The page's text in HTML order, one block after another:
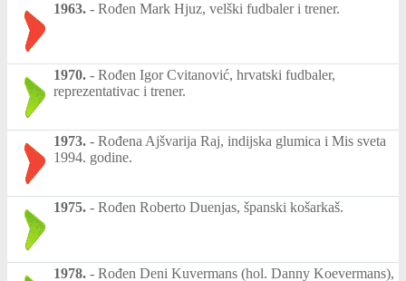
1963. - Rođen Mark Hjuz, velški fudbaler i trener.
1970. - Rođen Igor Cvitanović, hrvatski fudbaler,
reprezentativac i trener.
1973. - Rođena Ajšvarija Raj, indijska glumica i Mis sveta
1994. godine.
1975. - Rođen Roberto Duenjas, španski košarkaš.
1978. - Rođen Deni Kuvermans (hol. Danny Koevermans),